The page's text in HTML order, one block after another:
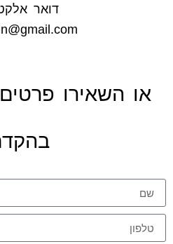
דואר
או השאירו